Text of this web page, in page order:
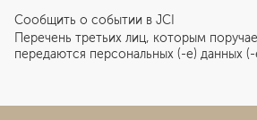
Сообщить о событии в JCI
Перечень третьих лиц, которым
передаются персональных (-е) данных (-